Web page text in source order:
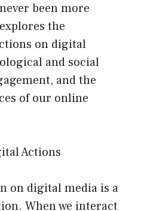
been more
the
on digital
and social
and the
of our online
Actions
on digital media is a
When we interact